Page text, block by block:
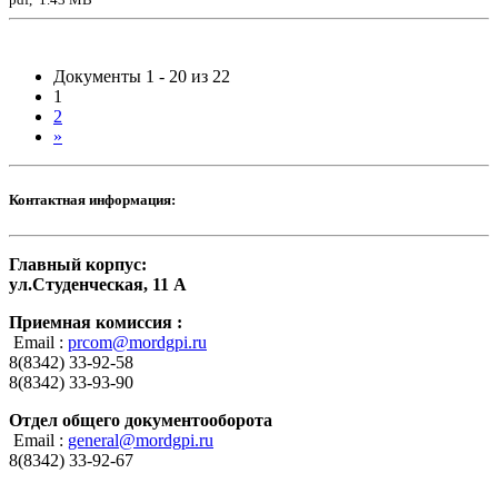
Документы 1 - 20 из 22
1
2
»
Контактная информация:
Главный корпус:
ул.Студенческая, 11 А
Приемная комиссия :
Email : prcom@mordgpi.ru
8(8342) 33-92-58
8(8342) 33-93-90
Отдел общего документооборота
Email : general@mordgpi.ru
8(8342) 33-92-67